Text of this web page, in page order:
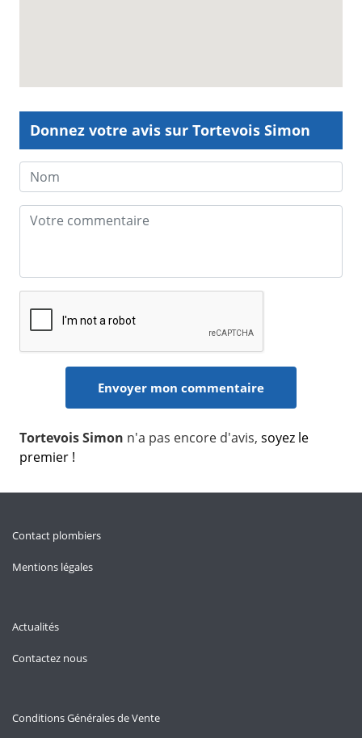
Donnez votre avis sur Tortevois Simon
Tortevois Simon n'a pas encore d'avis, soyez le
premier !
Contact plombiers
Mentions légales
Actualités
Contactez nous
Conditions Générales de Vente